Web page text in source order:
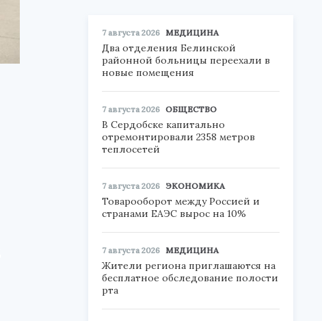
7 августа 2026 МЕДИЦИНА
Два отделения Белинской
районной больницы переехали в
новые помещения
7 августа 2026 ОБЩЕСТВО
В Сердобске капитально
отремонтировали 2358 метров
теплосетей
7 августа 2026 ЭКОНОМИКА
Товарооборот между Россией и
странами ЕАЭС вырос на 10%
7 августа 2026 МЕДИЦИНА
Жители региона приглашаются на
бесплатное обследование полости
рта